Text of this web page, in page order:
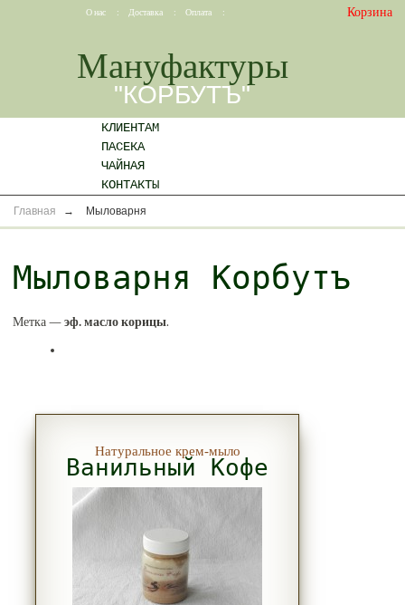
О нас : Доставка : Оплата : Корзина
Мануфактуры
"КОРБУТЪ"
КЛИЕНТАМ
ПАСЕКА
ЧАЙНАЯ
КОНТАКТЫ
Главная → Мыловарня
Мыловарня Корбутъ
Метка —эф. масло корицы.
Натуральное крем-мыло
Ванильный Кофе